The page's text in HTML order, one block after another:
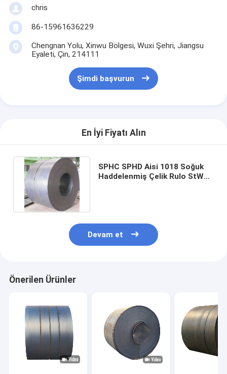
chris
86-15961636229
Chengnan Yolu, Xinwu Bölgesi, Wuxi Şehri, Jiangsu
Eyaleti, Çin, 214111
Şimdi başvurun
En İyi Fiyatı Alın
SPHC SPHD Aisi 1018 Soğuk
Haddelenmiş Çelik Rulo StW22
Devam et
Önerilen Ürünler